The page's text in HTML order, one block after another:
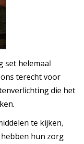
set helemaal
terecht voor
die het
te kijken,
hun zorg